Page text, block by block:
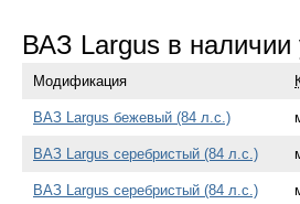
ВАЗ Largus в наличии
Модификация
ВАЗ Largus бежевый (84 л.с.)
ВАЗ Largus серебристый (84 л.с.)
ВАЗ Largus серебристый (84 л.с.)